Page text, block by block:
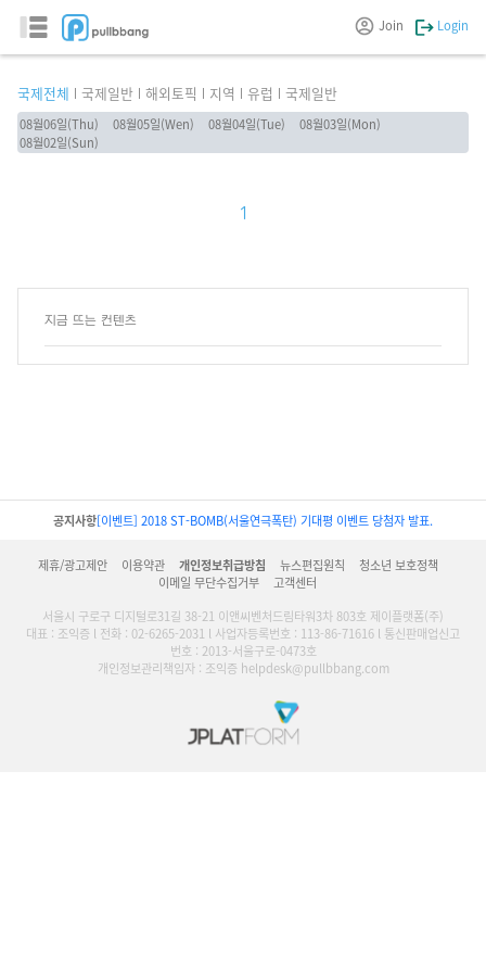
Join Login
국제전체 국제일반 해외토픽 지역 유럽 국제일반
08월06일(Thu) 08월05일(Wen) 08월04일(Tue)
08월03일(Mon)
08월02일(Sun)
1
지금 뜨는 컨텐츠
공지사항[이벤트] 2018 ST-BOMB(서울연극폭탄) 기대평 이벤트 당첨자 발표.
제휴/광고제안 이용약관 개인정보취급방침 뉴스편집원칙
청소년 보호정책
이메일 무단수집거부
고객센터
서울시 구로구 디지털로31길 38-21 이앤씨벤처드림타워3차 803호 제이플랫폼(주)
대표 : 조익증 l 전화 : 02-6265-2031 l 사업자등록번호 : 113-86-71616 l 통신판매업신고
번호 : 2013-서울구로-0473호
개인정보관리책임자 : 조익증 helpdesk@pullbbang.com